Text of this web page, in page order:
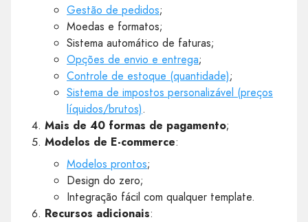
Gestão de pedidos;
Moedas e formatos;
Sistema automático de faturas;
Opções de envio e entrega;
Controle de estoque (quantidade);
Sistema de impostos personalizável (preços
líquidos/brutos).
Mais de 40 formas de pagamento;
Modelos de E-commerce:
Modelos prontos;
Design do zero;
Integração fácil com qualquer template.
Recursos adicionais: